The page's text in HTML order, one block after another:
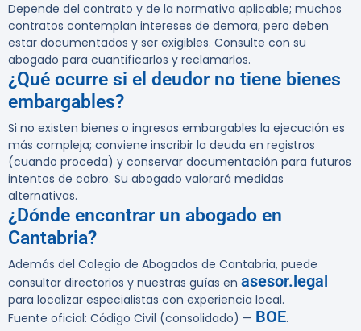
Depende del contrato y de la normativa aplicable; muchos
contratos contemplan intereses de demora, pero deben
estar documentados y ser exigibles. Consulte con su
abogado para cuantificarlos y reclamarlos.
¿Qué ocurre si el deudor no tiene bienes
embargables?
Si no existen bienes o ingresos embargables la ejecución es
más compleja; conviene inscribir la deuda en registros
(cuando proceda) y conservar documentación para futuros
intentos de cobro. Su abogado valorará medidas
alternativas.
¿Dónde encontrar un abogado en
Cantabria?
Además del Colegio de Abogados de Cantabria, puede
consultar directorios y nuestras guías en asesor.legal
para localizar especialistas con experiencia local.
Fuente oficial: Código Civil (consolidado) — BOE.